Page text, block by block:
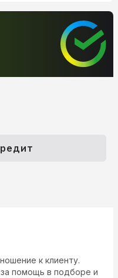
к клиенту.
помощь в подборе и